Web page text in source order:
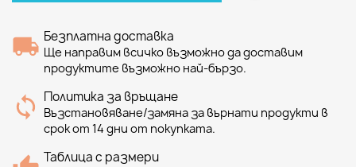
Безплатна доставка
Ще направим всичко възможно да доставим
продуктите възможно най-бързо.
Политика за връщане
Възстановяване/замяна за върнати продукти в
срок от 14 дни от покупката.
Таблица с размери